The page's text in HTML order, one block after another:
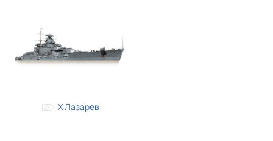
X Лазарев